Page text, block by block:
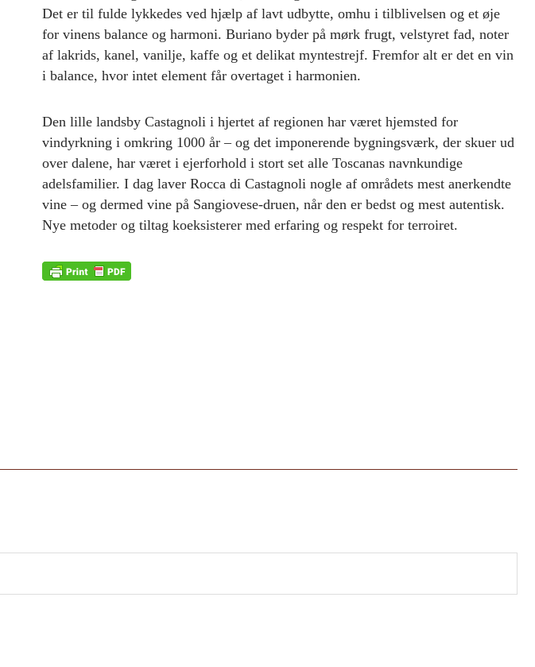
Det er til fulde lykkedes ved hjælp af lavt udbytte, omhu i tilblivelsen og et øje
for vinens balance og harmoni. Buriano byder på mørk frugt, velstyret fad, noter
af lakrids, kanel, vanilje, kaffe og et delikat myntestrejf. Fremfor alt er det en vin
i balance, hvor intet element får overtaget i harmonien.
Den lille landsby Castagnoli i hjertet af regionen har været hjemsted for
vindyrkning i omkring 1000 år – og det imponerende bygningsværk, der skuer ud
over dalene, har været i ejerforhold i stort set alle Toscanas navnkundige
adelsfamilier. I dag laver Rocca di Castagnoli nogle af områdets mest anerkendte
vine – og dermed vine på Sangiovese-druen, når den er bedst og mest autentisk.
Nye metoder og tiltag koeksisterer med erfaring og respekt for terroiret.